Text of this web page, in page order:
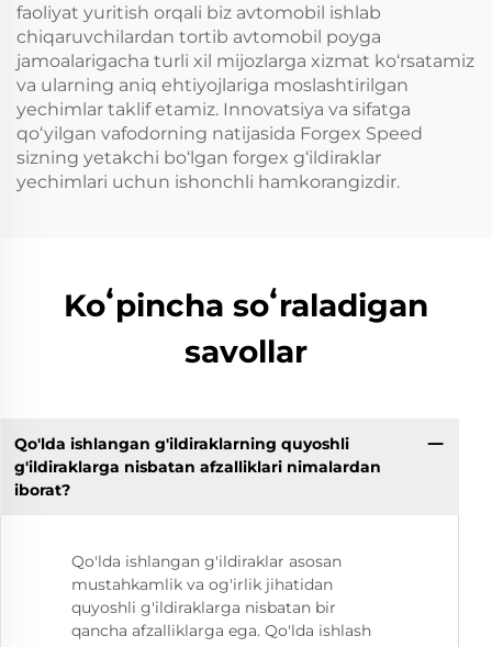
faoliyat yuritish orqali biz avtomobil ishlab
chiqaruvchilardan tortib avtomobil poyga
jamoalarigacha turli xil mijozlarga xizmat ko‘rsatamiz
va ularning aniq ehtiyojlariga moslashtirilgan
yechimlar taklif etamiz. Innovatsiya va sifatga
qo‘yilgan vafodorning natijasida Forgex Speed
sizning yetakchi bo‘lgan forgex g‘ildiraklar
yechimlari uchun ishonchli hamkorangizdir.
Koʻpincha soʻraladigan
savollar
Qo'lda ishlangan g'ildiraklarning quyoshli
g'ildiraklarga nisbatan afzalliklari nimalardan
iborat?
Qo'lda ishlangan g'ildiraklar asosan
mustahkamlik va og'irlik jihatidan
quyoshli g'ildiraklarga nisbatan bir
qancha afzalliklarga ega. Qo'lda ishlash